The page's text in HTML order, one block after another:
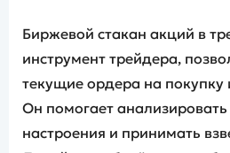
Биржевой стакан акций в
инструмент трейдера,
текущие ордера на покупку
Он помогает
настроения и принимать